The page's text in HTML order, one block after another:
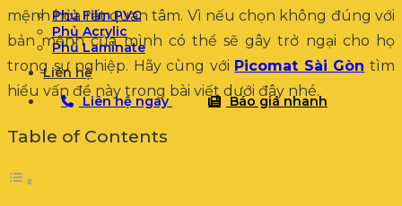
Phủ Film PVC
Phủ Acrylic
Phủ Laminate
Liên hệ
Liên hệ ngay
Báo giá nhanh
mệnh hỏa rất quan tâm. Vì nếu chọn không đúng với
bản mệnh của mình có thể sẽ gây trở ngại cho họ
trong sự nghiệp. Hãy cùng với Picomat Sài Gòn tìm
hiểu vấn đề này trong bài viết dưới đây nhé.
Table of Contents